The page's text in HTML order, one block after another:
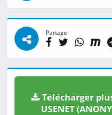
Partage
Télécharger
USENET